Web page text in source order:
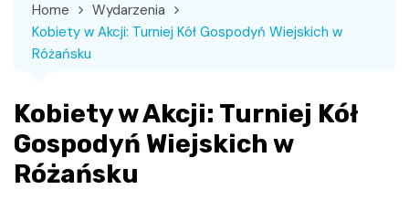
Home
Wydarzenia
Kobiety w Akcji: Turniej Kół Gospodyń Wiejskich w
Różańsku
Kobiety w Akcji: Turniej Kół
Gospodyń Wiejskich w
Różańsku